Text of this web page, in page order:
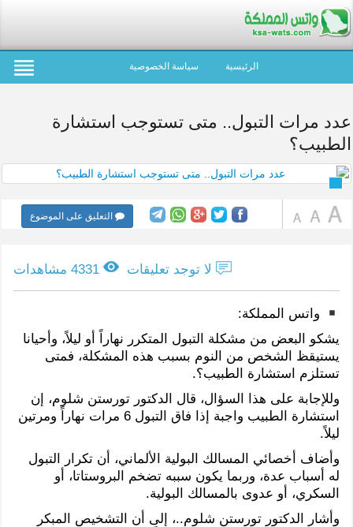
الرئيسية سياسة الخصوصية
عدد مرات التبول.. متى تستوجب استشارة
الطبيب؟
التعليق على الموضوع
لا توجد تعليقات 4331 مشاهدات
واتس المملكة:
يشكو البعض من مشكلة التبول المتكرر نهاراً أو ليلاً، وأحيانا
يستيقظ الشخص من النوم بسبب هذه المشكلة، فمتى
تستلزم استشارة الطبيب؟.
وللإجابة على هذا السؤال، قال الدكتور تورستن شلوم، إن
استشارة الطبيب واجبة إذا فاق التبول 6 مرات نهاراً ومرتين
ليلاً.
وأضاف أخصائي المسالك البولية الألماني، أن تكرار التبول
له أسباب عدة، وربما يكون سببه تضخم البروستاتا، أو
السكري، أو عدوى بالمسالك البولية.
وأشار الدكتور تورستن شلوم..، إلى أن التشخيص المبكر